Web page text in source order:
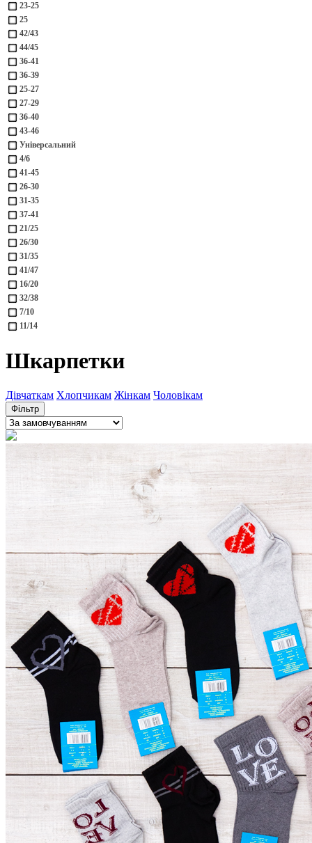
23-25
25
42/43
44/45
36-41
36-39
25-27
27-29
36-40
43-46
Універсальний
4/6
41-45
26-30
31-35
37-41
21/25
26/30
31/35
41/47
16/20
32/38
7/10
11/14
Шкарпетки
Дівчаткам Хлопчикам Жінкам Чоловікам
Фільтр